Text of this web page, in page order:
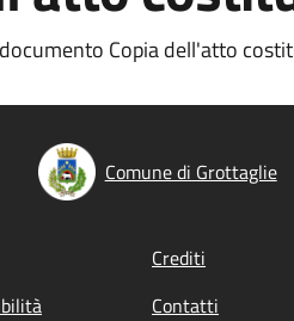
Copia dell'atto
Comune di Grottaglie
Crediti
Contatti